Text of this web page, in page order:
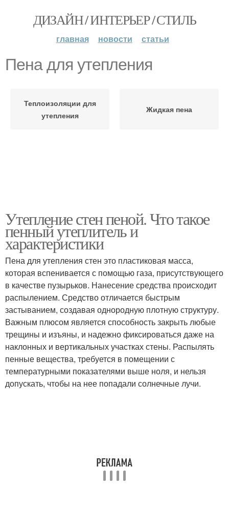
ДИЗАЙН / ИНТЕРЬЕР / СТИЛЬ
главная новости статьи
Пена для утепления
Теплоизоляции для
утепления
Жидкая пена
Утепление стен пеной. Что такое
пенный утеплитель и
характеристики
Пена для утепления стен это пластиковая масса,
которая вспенивается с помощью газа, присутствующего
в качестве пузырьков. Нанесение средства происходит
распылением. Средство отличается быстрым
застыванием, создавая однородную плотную структуру.
Важным плюсом является способность закрыть любые
трещины и изъяны, и надежно фиксироваться даже на
наклонных и вертикальных участках стены. Распылять
пенные вещества, требуется в помещении с
температурными показателями выше ноля, и нельзя
допускать, чтобы на нее попадали солнечные лучи.